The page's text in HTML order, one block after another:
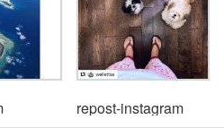
repost-instagram